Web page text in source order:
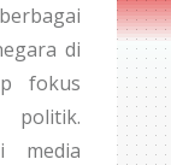
di
fokus
media